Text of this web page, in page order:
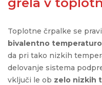
Toplotne črpalke se
bivalentno temperaturo
da pri tako nizkih
delovanje sistema
vključi le ob zelo nizkih